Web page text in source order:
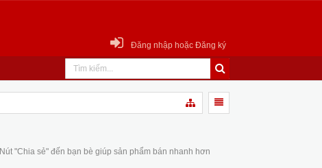
Đăng nhập hoặc Đăng ký
Nút "Chia sẻ" đến bạn bè giúp sản phẩm bán nhanh hơn